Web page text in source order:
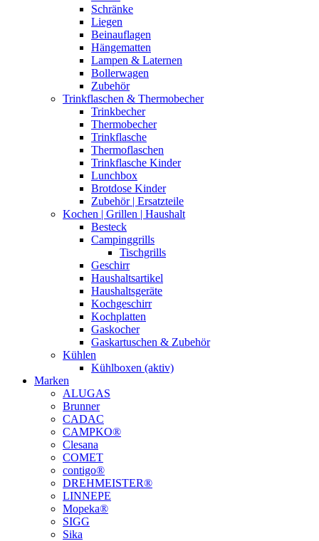
Schränke
Liegen
Beinauflagen
Hängematten
Lampen & Laternen
Bollerwagen
Zubehör
Trinkflaschen & Thermobecher
Trinkbecher
Thermobecher
Trinkflasche
Thermoflaschen
Trinkflasche Kinder
Lunchbox
Brotdose Kinder
Zubehör | Ersatzteile
Kochen | Grillen | Haushalt
Besteck
Campinggrills
Tischgrills
Geschirr
Haushaltsartikel
Haushaltsgeräte
Kochgeschirr
Kochplatten
Gaskocher
Gaskartuschen & Zubehör
Kühlen
Kühlboxen (aktiv)
Marken
ALUGAS
Brunner
CADAC
CAMPKO®
Clesana
COMET
contigo®
DREHMEISTER®
LINNEPE
Mopeka®
SIGG
Sika